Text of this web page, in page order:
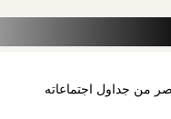
من جداول اجتماعاته